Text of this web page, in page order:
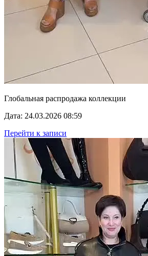
Глобальная распродажа коллекции
Дата: 24.03.2026 08:59
Перейти к записи